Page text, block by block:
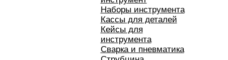
Наборы инструмента
Кассы для деталей
Кейсы для
инструмента
Сварка и пневматика